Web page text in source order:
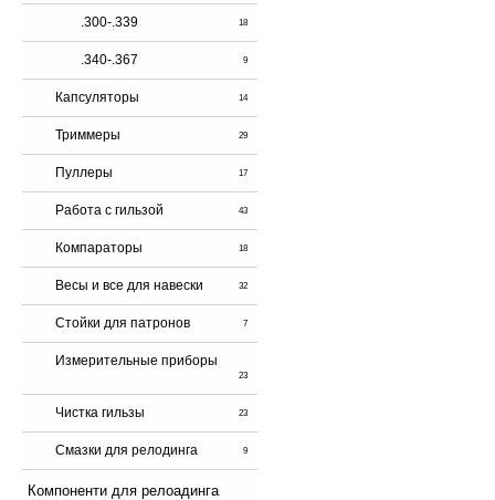
.300-.339 18
.340-.367 9
Капсуляторы 14
Триммеры 29
Пуллеры 17
Работа с гильзой 43
Компараторы 18
Весы и все для навески 32
Стойки для патронов 7
Измерительные приборы
23
Чистка гильзы 23
Смазки для релодинга 9
Компоненти для релоадинга